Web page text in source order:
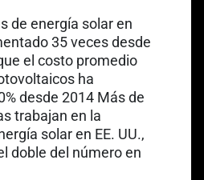
de energía solar en
35 veces desde
el costo promedio
ha
opens in a new tab
desde 2014 Más de
trabajan en la
solar en EE. UU.,
doble del número en